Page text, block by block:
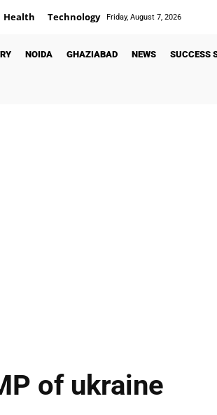
Health Technology Friday, August 7, 2026
NOIDA GHAZIABAD NEWS SUCCESS
of ukraine